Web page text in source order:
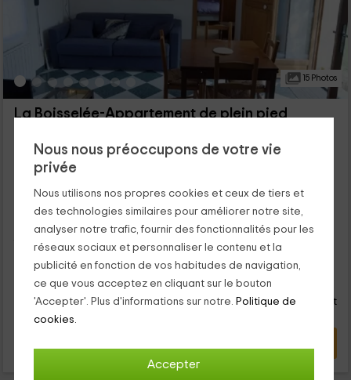
Nous nous préoccupons de votre vie
privée
Nous utilisons nos propres cookies et ceux de tiers et
des technologies similaires pour améliorer notre site,
analyser notre trafic, fournir des fonctionnalités pour les
réseaux sociaux et personnaliser le contenu et la
publicité en fonction de vos habitudes de navigation,
ce que vous acceptez en cliquant sur le bouton
'Accepter'. Plus d'informations sur notre. Politique de
cookies.
Accepter
15 Photos
La Boisselée-Appartement de plein pied
0 opinions
Louer en entier
5 personnes
1 salles de bain
Bonjour et bienvenu(e) à ce gîte parfait pour votre repos. Ici,
vous et quatre personnes de plus (soit vos amis, soit votre
famille), c'est-à-dire, cinq personnes au total...
Contact direct
Réponse après 72h
19
personne et nuit